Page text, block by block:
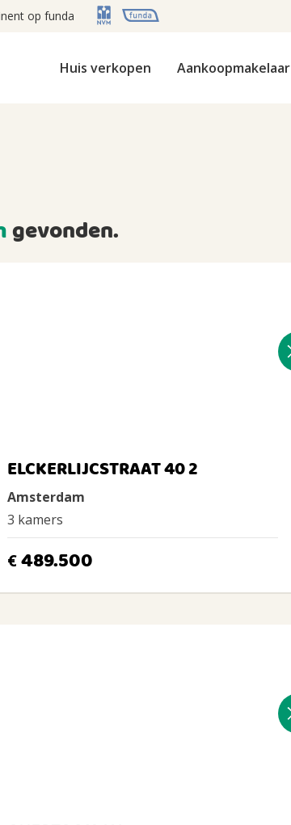
op funda
Huis verkopen Aankoopmakelaar
gevonden.
ELCKERLIJCSTRAAT 40 2
Amsterdam
3 kamers
€489.500